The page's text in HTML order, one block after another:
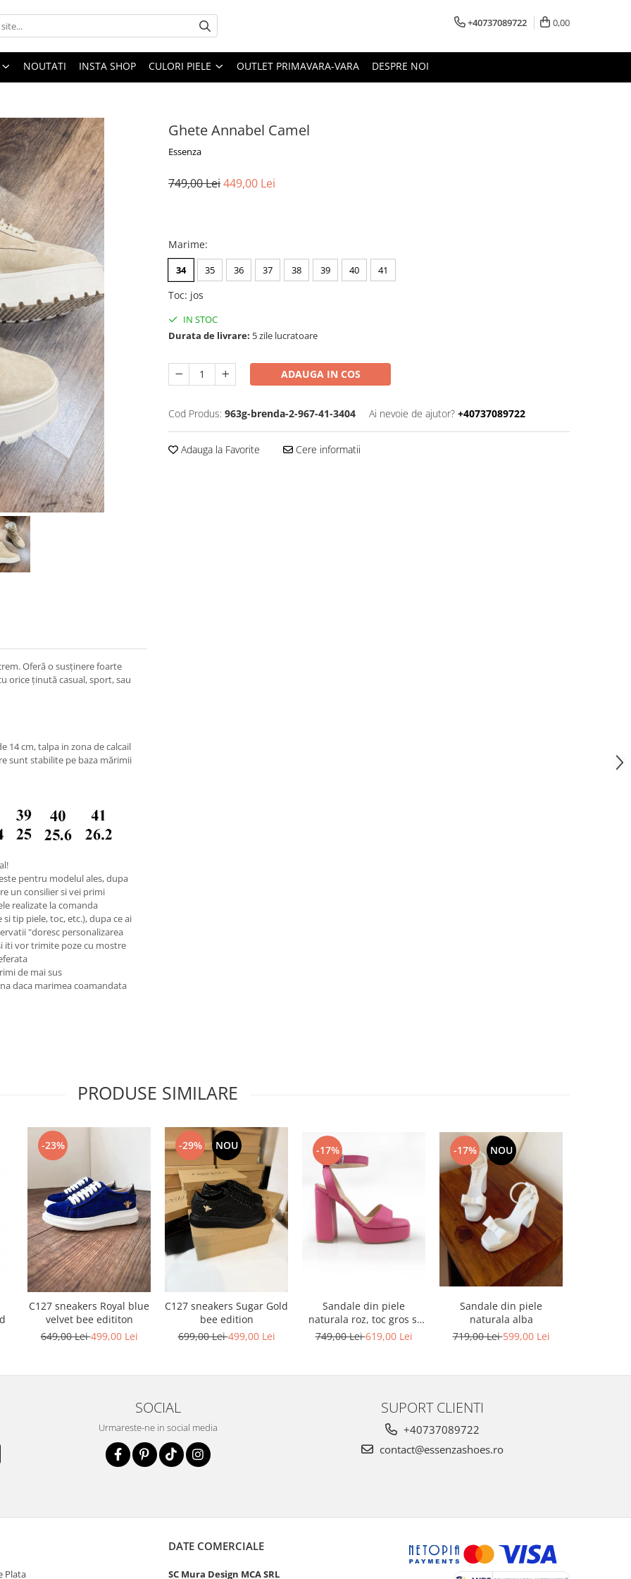
+40737089722 0,00
NOUTATI INSTA SHOP CULORI PIELE OUTLET PRIMAVARA-VARA DESPRE NOI
Ghete Annabel Camel
Essenza
749,00 Lei449,00 Lei
Marime:
34 35 36 37 38 39 40 41
Toc: jos
IN STOC
Durata de livrare: 5 zile lucratoare
ADAUGA IN COS
Cod Produs: 963g-brenda-2-967-41-3404 Ai nevoie de ajutor? +40737089722
Adauga la Favorite Cere informatii
Oferă o susținere foarte
orice ținută casual, sport, sau
14 cm, talpa in zona de calcail
sunt stabilite pe baza mărimii
pentru modelul ales, dupa
un consilier si vei primi
realizate la comanda
tip piele, toc, etc.), dupa ce ai
"doresc personalizarea
iti vor trimite poze cu mostre
de mai sus
daca marimea coamandata
PRODUSE SIMILARE
-23%
C127 sneakers Royal blue
velvet bee edititon
649,00 Lei499,00 Lei
-29% NOU
C127 sneakers Sugar Gold
bee edition
699,00 Lei499,00 Lei
-17%
Sandale din piele
naturala roz, toc gros si
platforma
749,00 Lei619,00 Lei
-17% NOU
Sandale din piele
naturala alba
719,00 Lei599,00 Lei
SOCIAL
Urmareste-ne in social media
SUPORT CLIENTI
+40737089722
contact@essenzashoes.ro
Plata
DATE COMERCIALE
SC Mura Design MCA SRL